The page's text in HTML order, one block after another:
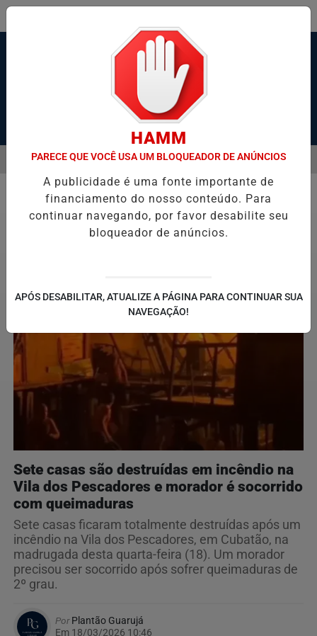
Pesquisar Notícia
SÃO VICENTE E GUARUJÁ MELHORAM DESEMPENHO
EM ALTA
MENU
Polícia
Sete casas são destruídas em incêndio na
Vila dos Pescadores e morador é socorrido
com queimaduras
Sete casas ficaram totalmente destruídas após um
incêndio na Vila dos Pescadores, em Cubatão, na
madrugada desta quarta-feira (18). Um morador
precisou ser socorrido após sofrer queimaduras de
2º grau.
PorPlantão Guarujá
Em 18/03/2026 10:46
HAMM
PARECE QUE VOCÊ USA UM BLOQUEADOR DE ANÚNCIOS
A publicidade é uma fonte importante de
financiamento do nosso conteúdo. Para
continuar navegando, por favor desabilite seu
bloqueador de anúncios.
APÓS DESABILITAR, ATUALIZE A PÁGINA PARA CONTINUAR SUA
NAVEGAÇÃO!